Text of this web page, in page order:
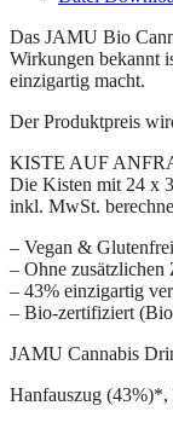
Das JAMU Bio
Wirkungen bekannt
einzigartig macht.
Der Produktpreis
KISTE AUF
Die Kisten mit 24 x
inkl. MwSt.
– Vegan & Glutenfrei
– Ohne zusätzlichen
– 43% einzigartig
– Bio-zertifiziert
JAMU Cannabis
Hanfauszug